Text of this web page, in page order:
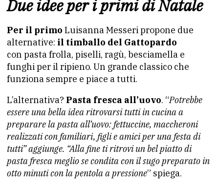
Due idee per i primi di Natale
Per il primo Luisanna Messeri propone due
alternative: il timballo del Gattopardo
con pasta frolla, piselli, ragù, besciamella e
funghi per il ripieno. Un grande classico che
funziona sempre e piace a tutti.
L’alternativa? Pasta fresca all’uovo. “Potrebbe
essere una bella idea ritrovarsi tutti in cucina a
preparare la pasta all’uovo: fettuccine, maccheroni
realizzati con familiari, figli e amici per una festa di
tutti” aggiunge. “Alla fine ti ritrovi un bel piatto di
pasta fresca meglio se condita con il sugo preparato in
otto minuti con la pentola a pressione” spiega.